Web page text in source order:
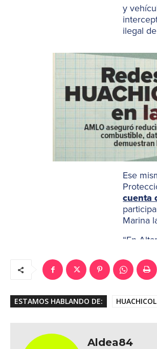
ESTAMOS HABLANDO DE: HUACHICOL
Aldea84